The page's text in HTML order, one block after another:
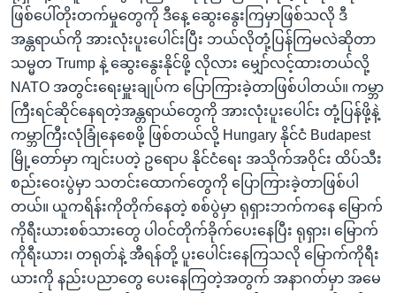
ဖြစ်ပေါ်တိုးတက်မှုတွေကို ဒီနေ့ ဆွေးနွေးကြမှာဖြစ်သလို ဒီ
အန္တရာယ်ကို အားလုံးပူးပေါင်းပြီး ဘယ်လိုတုံ့ပြန်ကြမလဲဆိုတာ
သမ္မတ Trump နဲ့ ဆွေးနွေးနိုင်ဖို့ လိုလား မျှော်လင့်ထားတယ်လို့
NATO အတွင်းရေးမှူးချုပ်က ပြောကြားခဲ့တာဖြစ်ပါတယ်။ ကမ္ဘာ
ကြီးရင်ဆိုင်နေရတဲ့အန္တရာယ်တွေကို အားလုံးပူးပေါင်း တုံ့ပြန်ဖို့နဲ့
ကမ္ဘာကြီးလုံခြုံနေစေဖို့ ဖြစ်တယ်လို့ Hungary နိုင်ငံ Budapest
မြို့တော်မှာ ကျင်းပတဲ့ ဥရောပ နိုင်ငံရေး အသိုက်အဝိုင်း ထိပ်သီး
စည်းဝေးပွဲမှာ သတင်းထောက်တွေကို ပြောကြားခဲ့တာဖြစ်ပါ
တယ်။ ယူကရိန်းကိုတိုက်နေတဲ့ စစ်ပွဲမှာ ရုရှားဘက်ကနေ မြောက်
ကိုရီးယားစစ်သားတွေ ပါဝင်တိုက်ခိုက်ပေးနေပြီး ရုရှား၊ မြောက်
ကိုရီးယား၊ တရုတ်နဲ့ အီရန်တို့ ပူးပေါင်းနေကြသလို မြောက်ကိုရီး
ယားကို နည်းပညာတွေ ပေးနေကြတဲ့အတွက် အနာဂတ်မှာ အမေ